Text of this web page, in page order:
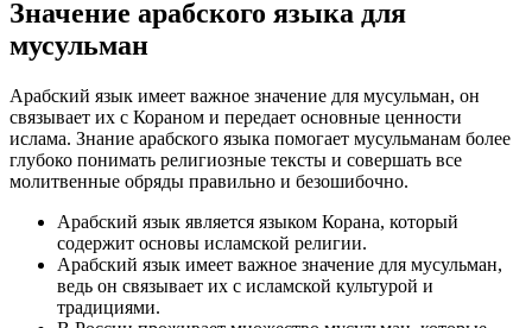
Значение арабского языка для
мусульман
Арабский язык имеет важное значение для мусульман, он
связывает их с Кораном и передает основные ценности
ислама. Знание арабского языка помогает мусульманам более
глубоко понимать религиозные тексты и совершать все
молитвенные обряды правильно и безошибочно.
Арабский язык является языком Корана, который
содержит основы исламской религии.
Арабский язык имеет важное значение для мусульман,
ведь он связывает их с исламской культурой и
традициями.